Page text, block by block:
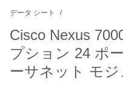
データ シート
Cisco Nexus
プション 24 ポ
ーサネット モジ